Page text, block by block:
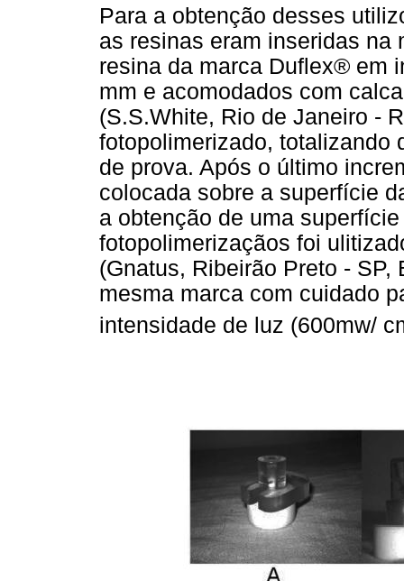
Para a obtenção desses
as resinas eram inseridas na
resina da marca Duflex® em
mm e acomodados com
(S.S.White, Rio de Janeiro -
fotopolimerizado, totalizando
de prova. Após o último
colocada sobre a superfície
a obtenção de uma
fotopolimerizaçãos foi
(Gnatus, Ribeirão Preto -
mesma marca com cuidado
intensidade de luz (600mw/